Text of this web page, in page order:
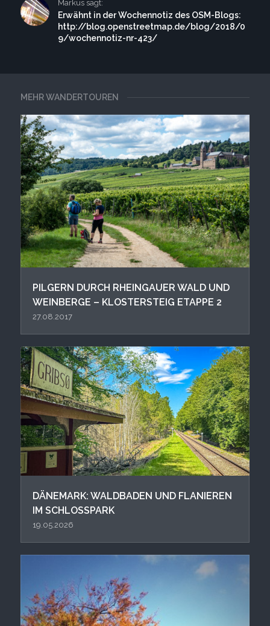
MEHR WANDERTOUREN
PIL GERN DURCH RHEINGAUER WALD UND
WEINBERGE – KLOSTERSTEIG ETAPPE 2
27.08.2017
DÄNEMARK: WALDBADEN UND FLANIEREN
IM SCHLOSSPARK
19.05.2026
Markus sagt:
Erwähnt in der Wochennotiz des OSM-Blogs:
http://blog.openstreetmap.de/blog/2018/0
9/wochennotiz-nr-423/